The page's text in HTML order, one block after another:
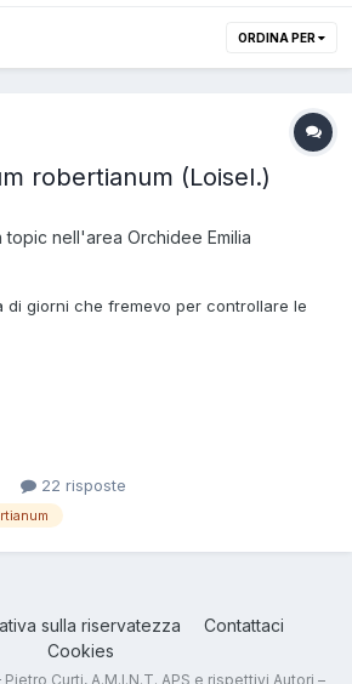
ORDINA PER
robertianum (Loisel.)
topic nell'area Orchidee Emilia
di giorni che fremevo per controllare le
22 risposte
sulla riservatezza
Contattaci
Cookies
Curti, A.M.I.N.T. APS e rispettivi Autori –